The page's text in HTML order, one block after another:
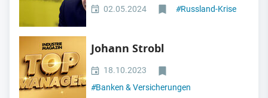
02.05.2024 #Russland-Krise
Johann Strobl
18.10.2023
#Banken & Versicherungen